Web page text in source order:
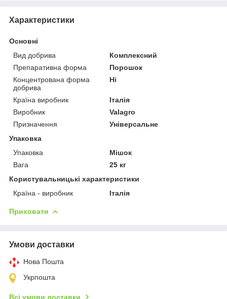
Характеристики
Основні
Вид добрива
Комплексний
Препаративна форма
Порошок
Концентрована форма
добрива
Ні
Країна виробник
Італія
Виробник
Valagro
Призначення
Універсальне
Упаковка
Упаковка
Мішок
Вага
25 кг
Користувальницькі характеристики
Країна - виробник
Італія
Приховати
Умови доставки
Нова Пошта
Укрпошта
Всі умови доставки